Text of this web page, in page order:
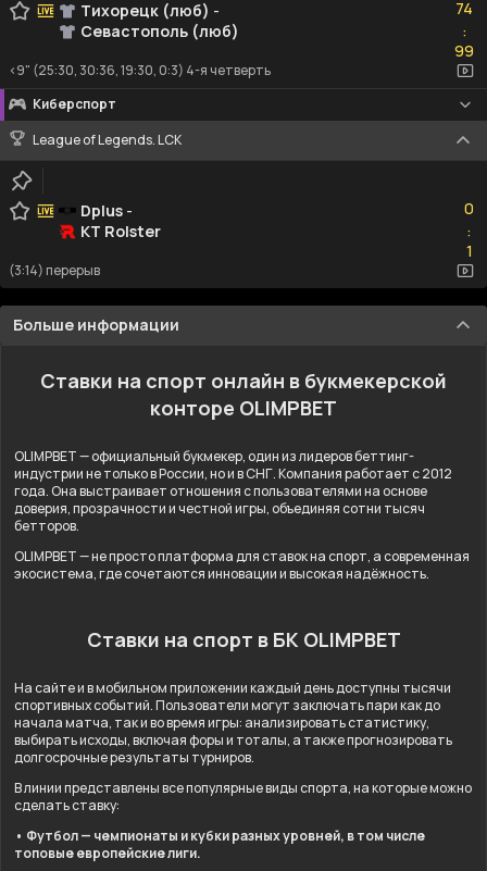
Тихорецк (люб) -
Севастополь (люб)
74
:99
99
<9" (25:30, 30:36, 19:30, 0:3) 4-я четверть
Киберспорт
League of Legends. LCK
Dplus -
KT Rolster
0
:1
1
(3:14) перерыв
Больше информации
Ставки на спорт онлайн в букмекерской
конторе OLIMPBET
OLIMPBET — официальный букмекер, один из лидеров беттинг-
индустрии не только в России, но и в СНГ. Компания работает с 2012
года. Она выстраивает отношения с пользователями на основе
доверия, прозрачности и честной игры, объединяя сотни тысяч
бетторов.
OLIMPBET — не просто платформа для ставок на спорт, а современная
экосистема, где сочетаются инновации и высокая надёжность.
Ставки на спорт в БК OLIMPBET
На сайте и в мобильном приложении каждый день доступны тысячи
спортивных событий. Пользователи могут заключать пари как до
начала матча, так и во время игры: анализировать статистику,
выбирать исходы, включая форы и тоталы, а также прогнозировать
долгосрочные результаты турниров.
В линии представлены все популярные виды спорта, на которые можно
сделать ставку:
• Футбол — чемпионаты и кубки разных уровней, в том числе
топовые европейские лиги.